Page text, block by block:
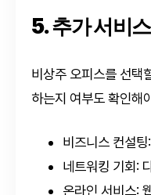
5. 추가 서비
비상주 오피스를 선택
하는지 여부도 확인해
비즈니스 컨설
네트워킹 기회:
온라인 서비스: